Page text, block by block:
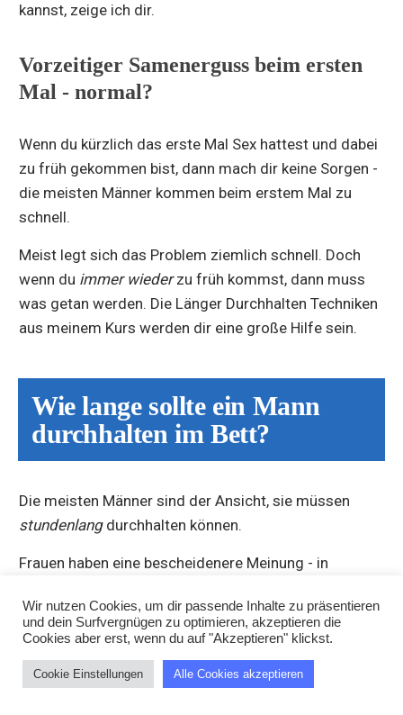
kannst, zeige ich dir.
Vorzeitiger Samenerguss beim ersten
Mal - normal?
Wenn du kürzlich das erste Mal Sex hattest und dabei
zu früh gekommen bist, dann mach dir keine Sorgen -
die meisten Männer kommen beim erstem Mal zu
schnell.
Meist legt sich das Problem ziemlich schnell. Doch
wenn du immer wiederzu früh kommst, dann muss
was getan werden. Die Länger Durchhalten Techniken
aus meinem Kurs werden dir eine große Hilfe sein.
Wie lange sollte ein Mann
durchhalten im Bett?
Die meisten Männer sind der Ansicht, sie müssen
stundenlangdurchhalten können.
Frauen haben eine bescheidenere Meinung - in
Dauer von Sex an, bzw. 13 Minuten als Durchschnitt.
(Mit 15-20 Minuten wäre man also schon sehr gut im
Rennen…)
Wir nutzen Cookies, um dir passende Inhalte zu präsentieren
und dein Surfvergnügen zu optimieren, akzeptieren die
Cookies aber erst, wenn du auf "Akzeptieren" klickst.
Cookie Einstellungen Alle Cookies akzeptieren